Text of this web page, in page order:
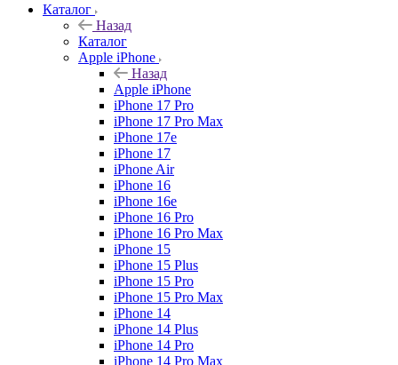
Каталог
Назад
Каталог
Apple iPhone
Назад
Apple iPhone
iPhone 17 Pro
iPhone 17 Pro Max
iPhone 17e
iPhone 17
iPhone Air
iPhone 16
iPhone 16e
iPhone 16 Pro
iPhone 16 Pro Max
iPhone 15
iPhone 15 Plus
iPhone 15 Pro
iPhone 15 Pro Max
iPhone 14
iPhone 14 Plus
iPhone 14 Pro
iPhone 14 Pro Max